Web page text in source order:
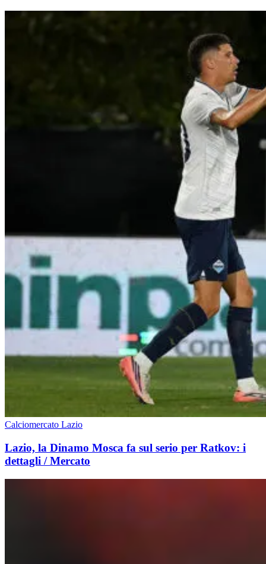
Calciomercato Lazio
Lazio, la Dinamo Mosca fa sul serio per Ratkov: i
dettagli / Mercato